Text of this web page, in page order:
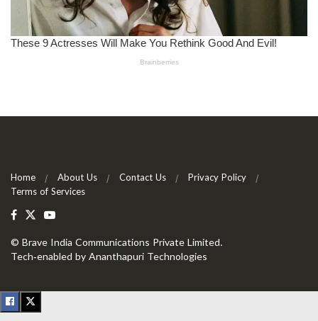
Home About Us Contact Us
Privacy Policy
Terms of Services
© Brave India Communications Private Limited.
Tech-enabled by Ananthapuri Technologies